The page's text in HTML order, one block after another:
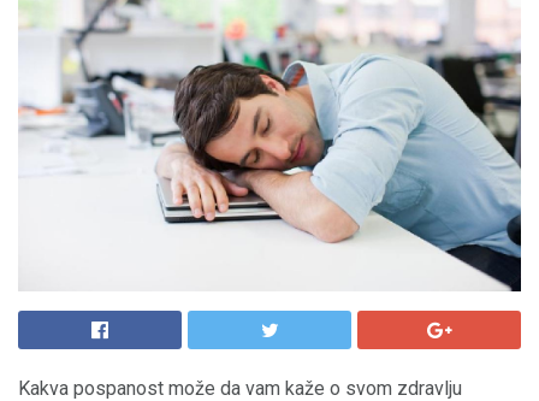
Kakva pospanost može da vam kaže o svom zdravlju